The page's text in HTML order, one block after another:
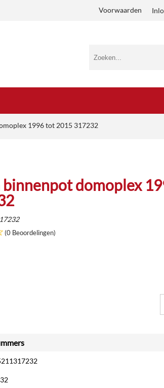
Voorwaarden
1996 tot 2015 317232
binnenpot domoplex
(0 Beoordelingen)